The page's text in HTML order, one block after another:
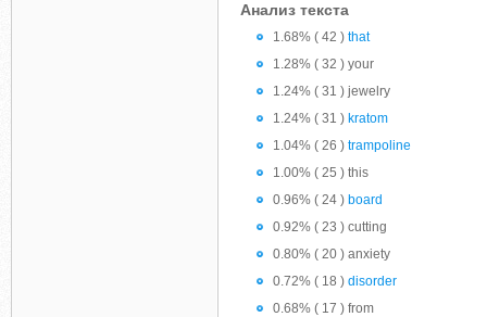
Анализ текста
1.68% ( 42 ) that
1.28% ( 32 ) your
1.24% ( 31 ) jewelry
1.24% ( 31 ) kratom
1.04% ( 26 ) trampoline
1.00% ( 25 ) this
0.96% ( 24 ) board
0.92% ( 23 ) cutting
0.80% ( 20 ) anxiety
0.72% ( 18 ) disorder
0.68% ( 17 ) from